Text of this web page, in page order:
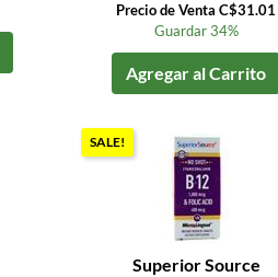
Precio de Venta C$31.01
Guardar 34%
Agregar al Carrito
SALE!
Superior Source